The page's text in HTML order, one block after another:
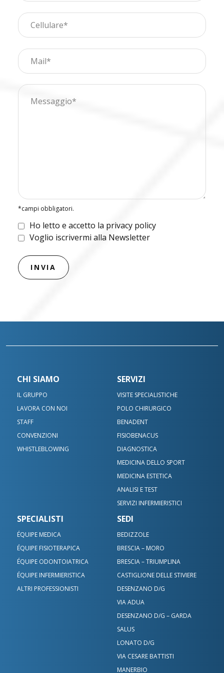
Contatta le nostre sedi
Bedizzole
Benacus Lab - Bedizzole - Via Garibaldi 6/A
Benacus Work - Brescia - Via Moro 26
Scrivici su WhatsApp
Benacus Lab - Brescia - Moro -
+393783102040
Benacus Lab - Castiglione -
*campi obbligatori.
Ho letto e accetto la privacy policy
Voglio iscrivermi alla Newsletter
CHI SIAMO
IL GRUPPO
LAVORA CON NOI
STAFF
CONVENZIONI
WHISTLEBLOWING
SERVIZI
VISITE SPECIALISTICHE
POLO CHIRURGICO
BENADENT
FISIOBENACUS
DIAGNOSTICA
MEDICINA DELLO SPORT
MEDICINA ESTETICA
ANALISI E TEST
SERVIZI INFERMIERISTICI
SPECIALISTI
ÉQUIPE MEDICA
ÉQUIPE FISIOTERAPICA
ÉQUIPE ODONTOIATRICA
ÉQUIPE INFERMIERISTICA
ALTRI PROFESSIONISTI
SEDI
BEDIZZOLE
BRESCIA – MORO
BRESCIA – TRIUMPLINA
CASTIGLIONE DELLE STIVIERE
DESENZANO D/G
VIA ADUA
DESENZANO D/G – GARDA
SALUS
LONATO D/G
VIA CESARE BATTISTI
MANERBIO